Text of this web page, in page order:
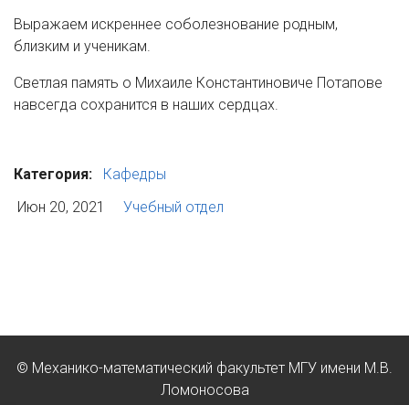
Выражаем искреннее соболезнование родным,
близким и ученикам.
Светлая память о Михаиле Константиновиче Потапове
навсегда сохранится в наших сердцах.
Категория:
Кафедры
Июн 20, 2021
Учебный отдел
© Механико-математический факультет МГУ имени М.В.
Ломоносова